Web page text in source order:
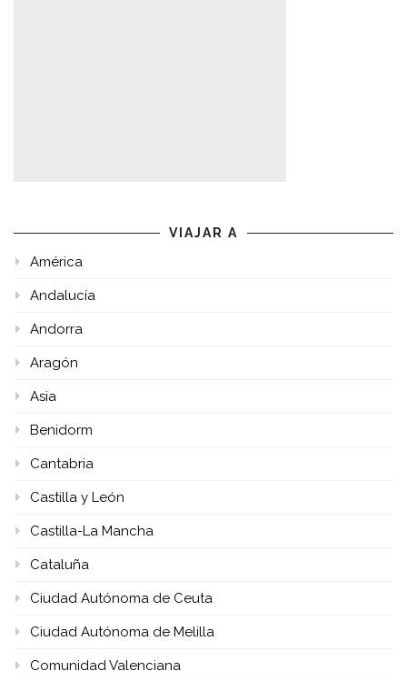
VIAJAR A
América
Andalucía
Andorra
Aragón
Asia
Benidorm
Cantabria
Castilla y León
Castilla-La Mancha
Cataluña
Ciudad Autónoma de Ceuta
Ciudad Autónoma de Melilla
Comunidad Valenciana